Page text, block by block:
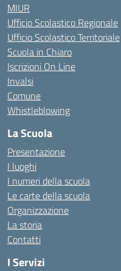
MIUR
Ufficio Scolastico Regionale
Ufficio Scolastico Territoriale
Scuola in Chiaro
Iscrizioni On Line
Invalsi
Comune
Whistleblowing
La Scuola
Presentazione
I luoghi
I numeri della scuola
Le carte della scuola
Organizzazione
La storia
Contatti
I Servizi